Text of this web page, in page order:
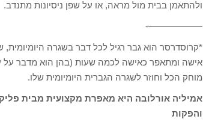
ולהתאמן בבית מול מראה, או על שפן ניסיונות מתנדב.
——————-
*קרוסדרסר הוא גבר רגיל לכל דבר בשגרה
אישה ומתאפר כאישה לכמה שעות (בהן הוא מדבר על
מוחק הכל וחוזר לשגרה הגברית היומיומית שלו.
והפקות